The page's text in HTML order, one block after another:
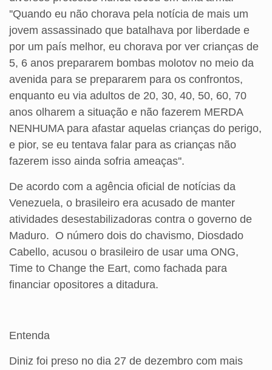
''Quando eu não chorava pela notícia de mais um
jovem assassinado que batalhava por liberdade e
por um país melhor, eu chorava por ver crianças de
5, 6 anos prepararem bombas molotov no meio da
avenida para se prepararem para os confrontos,
enquanto eu via adultos de 20, 30, 40, 50, 60, 70
anos olharem a situação e não fazerem MERDA
NENHUMA para afastar aquelas crianças do perigo,
e pior, se eu tentava falar para as crianças não
fazerem isso ainda sofria ameaças''.
De acordo com a agência oficial de notícias da
Venezuela, o brasileiro era acusado de manter
atividades desestabilizadoras contra o governo de
Maduro. O número dois do chavismo, Diosdado
Cabello, acusou o brasileiro de usar uma ONG,
Time to Change the Eart, como fachada para
financiar opositores a ditadura.
Entenda
Diniz foi preso no dia 27 de dezembro com mais